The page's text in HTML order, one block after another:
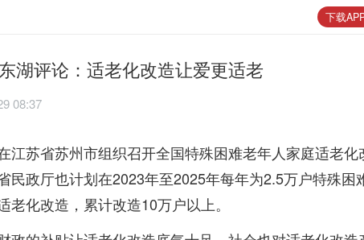
下载
湖评论：适老化改造让爱更适老
08:37
江苏省苏州市组织召开全国特殊困难老年人家庭适老化
民政厅也计划在2023年至2025年每年为2.5万户特殊困
老化改造，累计改造10万户以上。